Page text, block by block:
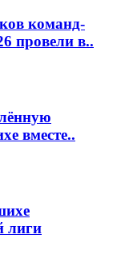
команд-
провели в..
вместе..
лиги